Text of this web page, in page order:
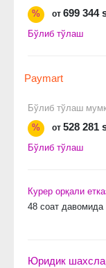
%
от 699 344
Бўлиб тўлаш
Paymart
Бўлиб тўлаш
%
от 528 281
Бўлиб тўлаш
Курер орқали
48 соат давомида
Юридик